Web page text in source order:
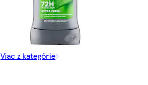
Viac z kategórie